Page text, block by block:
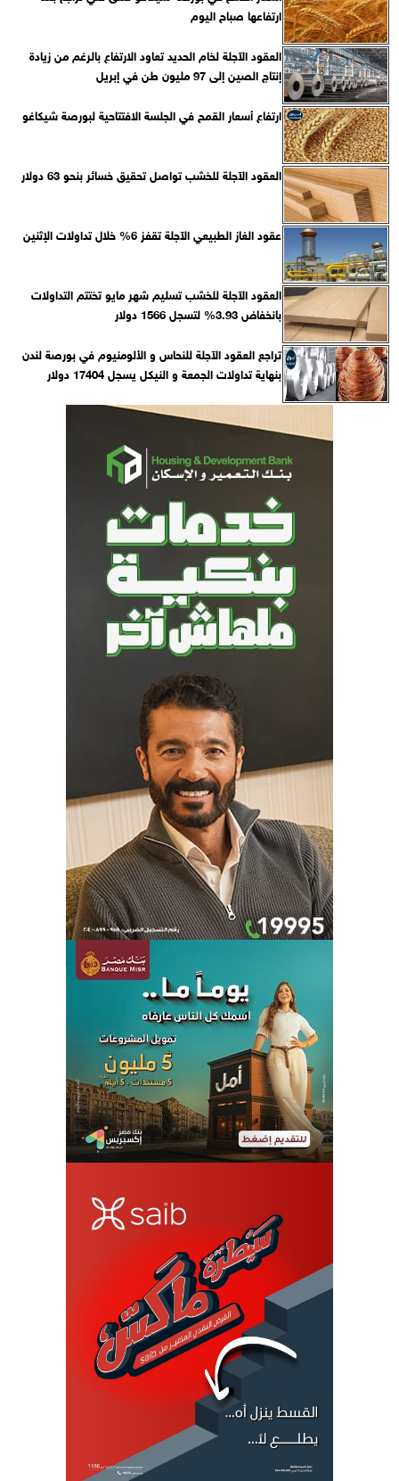
ارتفاعها صباح اليوم
العقود الآجلة لخام الحديد تعاود الارتفاع بالرغم من زيادة
إنتاج الصين إلى 97 مليون طن في إبريل
ارتفاع أسعار القمح في الجلسة الافتتاحية لبورصة شيكاغو
العقود الآجلة للخشب تواصل تحقيق خسائر بنحو 63 دولار
عقود الغاز الطبيعي الآجلة تقفز 6% خلال تداولات الإثنين
العقود الآجلة للخشب تسليم شهر مايو تختتم التداولات
بانخفاض 3.93% لتسجل 1566 دولار
تراجع العقود الآجلة للنحاس و الألومنيوم في بورصة لندن
بنهاية تداولات الجمعة و النيكل يسجل 17404 دولار